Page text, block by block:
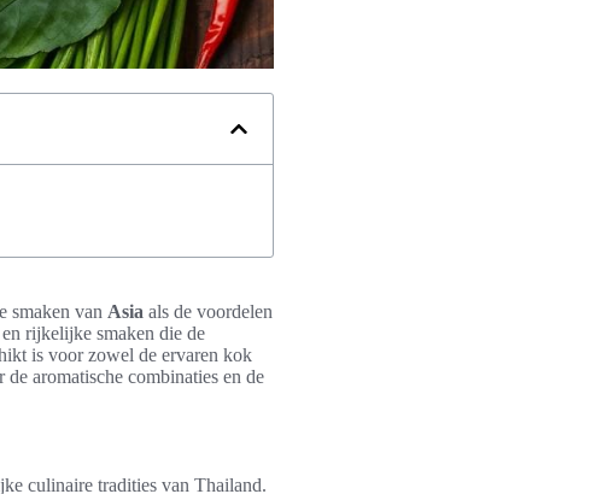
smaken van Asia als de voordelen
rijkelijke smaken die de
is voor zowel de ervaren kok
aromatische combinaties en de
culinaire tradities van Thailand.